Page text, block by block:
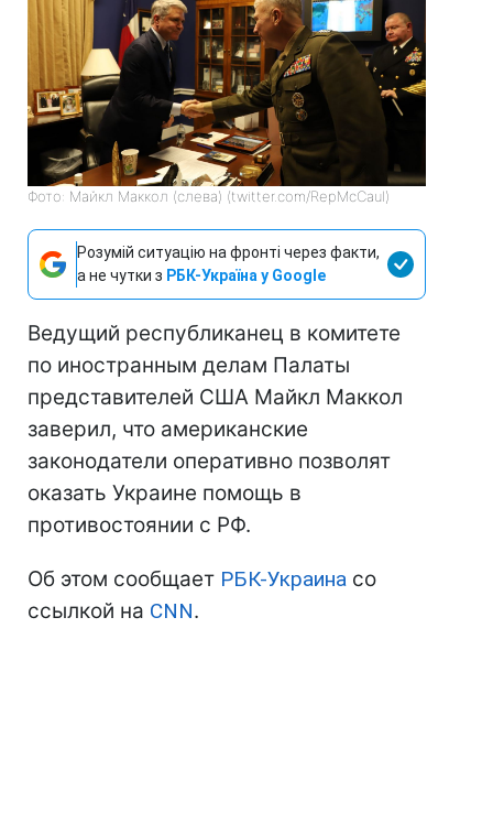
Фото: Майкл Маккол (слева) (twitter.com/RepMcCaul)
Розумій ситуацію на фронті через факти,
а не чутки з РБК-Україна у Google
Ведущий республиканец в комитете
по иностранным делам Палаты
представителей США Майкл Маккол
заверил, что американские
законодатели оперативно позволят
оказать Украине помощь в
противостоянии с РФ.
Об этом сообщает РБК-Украина со
ссылкой на CNN.